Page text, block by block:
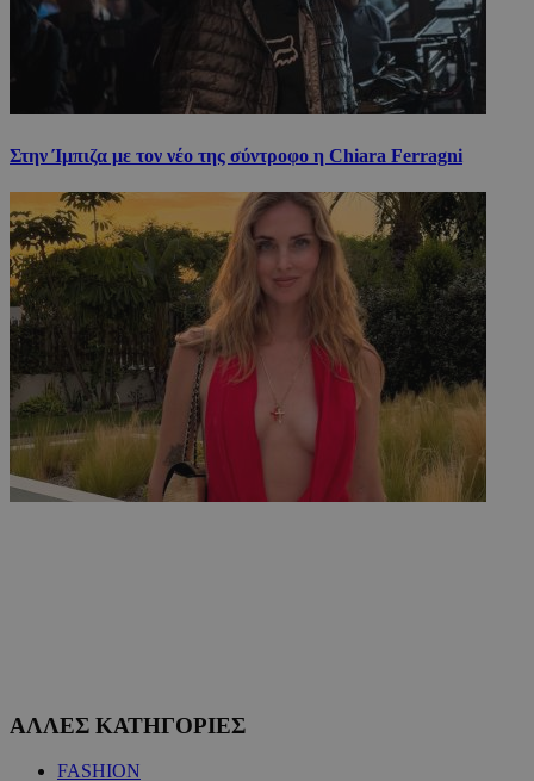
Στην Ίμπιζα με τον νέο της σύντροφο η Chiara Ferragni
ΑΛΛΕΣ ΚΑΤΗΓΟΡΙΕΣ
FASHION